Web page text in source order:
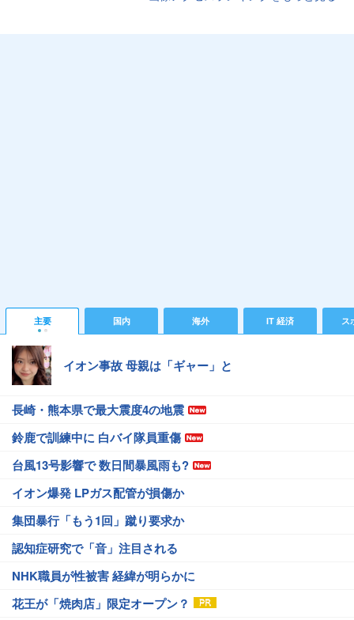
主要 国内 海外 IT 経済 ス
イオン事故 母親は「ギャー」と
長崎・熊本県で最大震度4の地震
鈴鹿で訓練中に 白バイ隊員重傷
台風13号影響で 数日間暴風雨も?
イオン爆発 LPガス配管が損傷か
集団暴行「もう1回」蹴り要求か
認知症研究で「音」注目される
NHK職員が性被害 経緯が明らかに
花王が「焼肉店」限定オープン？